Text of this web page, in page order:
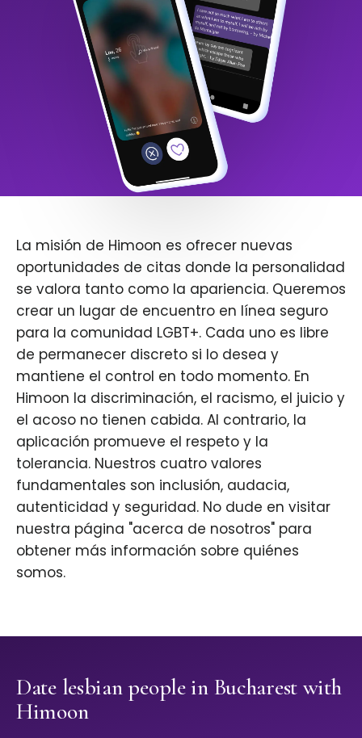
La misión de Himoon es ofrecer nuevas
oportunidades de citas donde la personalidad
se valora tanto como la apariencia. Queremos
crear un lugar de encuentro en línea seguro
para la comunidad LGBT+. Cada uno es libre
de permanecer discreto si lo desea y
mantiene el control en todo momento. En
Himoon la discriminación, el racismo, el juicio y
el acoso no tienen cabida. Al contrario, la
aplicación promueve el respeto y la
tolerancia. Nuestros cuatro valores
fundamentales son inclusión, audacia,
autenticidad y seguridad. No dude en visitar
nuestra página "acerca de nosotros" para
obtener más información sobre quiénes
somos.
Date lesbian people in Bucharest with
Himoon